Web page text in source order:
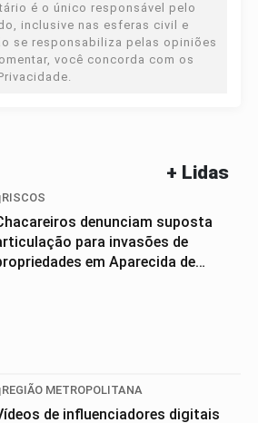
é o único responsável pelo
inclusive nas esferas civil e
se responsabiliza pelas opiniões
você concorda com os
+ Lidas
RISCOS
denunciam suposta
para invasões de
em Aparecida de
REGIÃO METROPOLITANA
de influenciadores digitais